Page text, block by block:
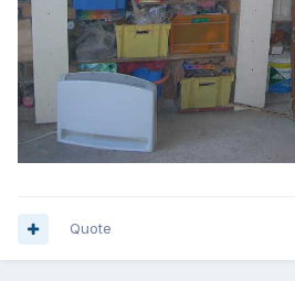
Quote